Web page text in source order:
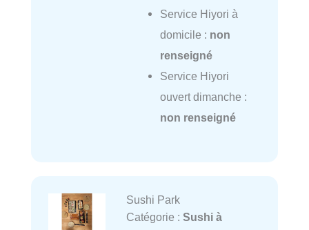
Service Hiyori à
domicile : non
renseigné
Service Hiyori
ouvert dimanche :
non renseigné
Sushi Park
Catégorie : Sushi à